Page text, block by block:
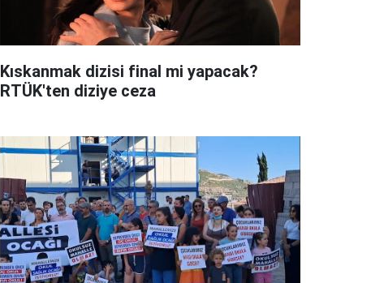
Kıskanmak dizisi final mi yapacak?
RTÜK'ten diziye ceza